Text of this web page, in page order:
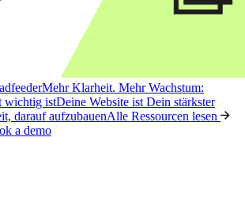
Mehr Klarheit. Mehr Wachstum:
wichtig istDeine Website ist Dein stärkster
darauf aufzubauenAlle Ressourcen lesen
a demo